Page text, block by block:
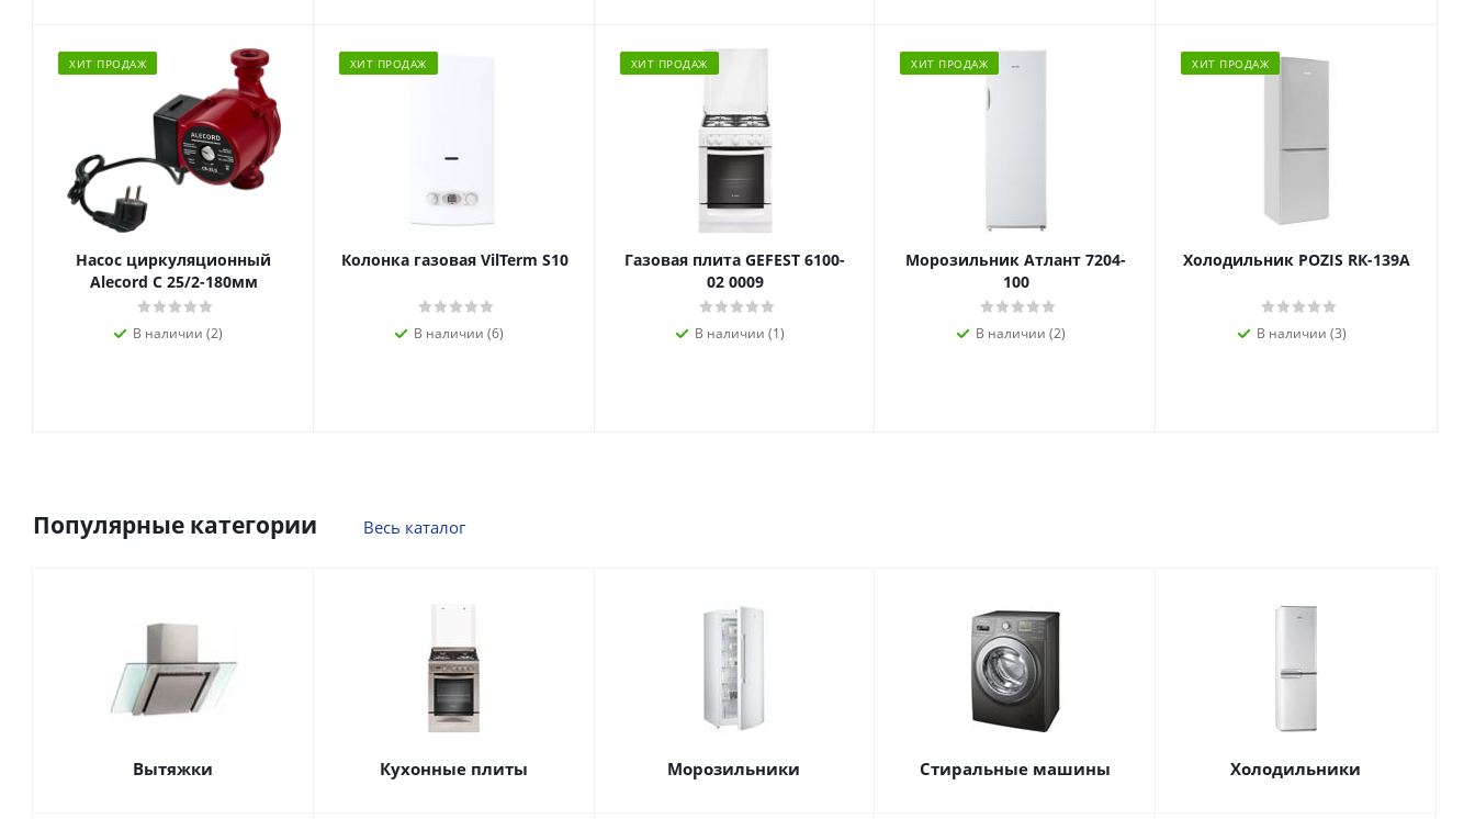
ХИТ ПРОДАЖ
Насос циркуляционный
Alecord C 25/2-180мм
В наличии (2)
ХИТ ПРОДАЖ
Колонка газовая VilTerm S10
В наличии (6)
ХИТ ПРОДАЖ
Газовая плита GEFEST 6100-
02 0009
В наличии (1)
ХИТ ПРОДАЖ
Морозильник Атлант 7204-
100
В наличии (2)
ХИТ ПРОДАЖ
Холодильник POZIS RК-139А
В наличии (3)
Популярные категории Весь каталог
Вытяжки Кухонные плиты Морозильники Стиральные машины Холодильники